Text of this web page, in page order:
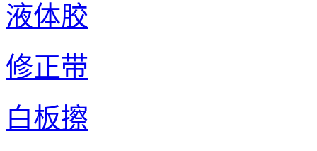
液体胶
修正带
白板擦